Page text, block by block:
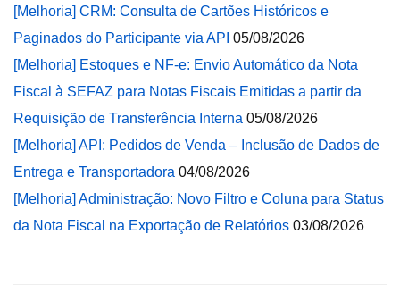
[Melhoria] CRM: Consulta de Cartões Históricos e
Paginados do Participante via API 05/08/2026
[Melhoria] Estoques e NF-e: Envio Automático da Nota
Fiscal à SEFAZ para Notas Fiscais Emitidas a partir da
Requisição de Transferência Interna 05/08/2026
[Melhoria] API: Pedidos de Venda – Inclusão de Dados de
Entrega e Transportadora 04/08/2026
[Melhoria] Administração: Novo Filtro e Coluna para Status
da Nota Fiscal na Exportação de Relatórios 03/08/2026